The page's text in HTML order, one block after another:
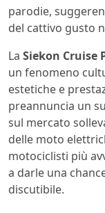
parodie,
del cattivo gusto
La Siekon Cruise
un fenomeno
estetiche e
preannuncia un
sul mercato
delle moto
motociclisti più
a darle una
discutibile.